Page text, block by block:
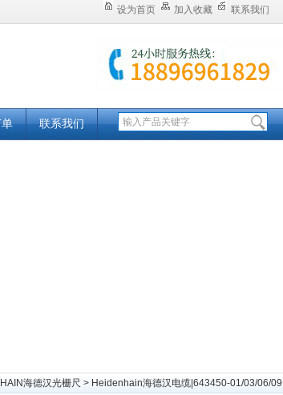
设为首页 加入收藏 联系我们
联系我们
海德汉光栅尺 > Heidenhain海德汉电缆|643450-01/03/06/09